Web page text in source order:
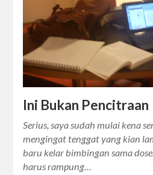
Ini Bukan Pencitraan
Serius, saya sudah mulai kena
mengingat tenggat yang kian
baru kelar bimbingan sama
harus rampung…